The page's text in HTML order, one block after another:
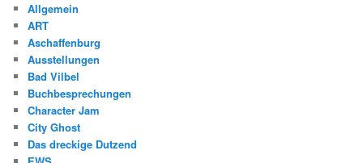
Allgemein
ART
Aschaffenburg
Ausstellungen
Bad Vilbel
Buchbesprechungen
Character Jam
City Ghost
Das dreckige Dutzend